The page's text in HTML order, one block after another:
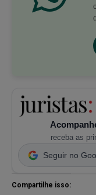
receba as
Seguir no
Compartilhe isso: